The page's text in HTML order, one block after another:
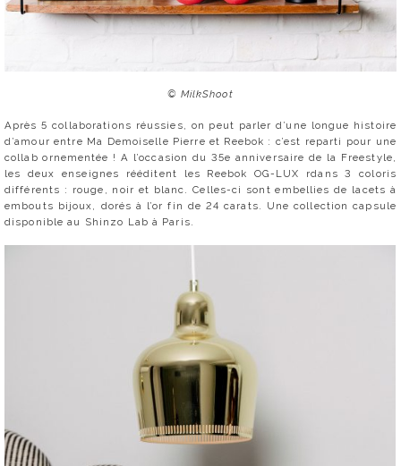
© MilkShoot
Après 5 collaborations réussies, on peut parler d’une longue histoire
d’amour entre Ma Demoiselle Pierre et Reebok : c’est reparti pour une
collab ornementée ! A l’occasion du 35e anniversaire de la Freestyle,
les deux enseignes rééditent les Reebok OG-LUX rdans 3 coloris
différents : rouge, noir et blanc. Celles-ci sont embellies de lacets à
embouts bijoux, dorés à l’or fin de 24 carats. Une collection capsule
disponible au Shinzo Lab à Paris.